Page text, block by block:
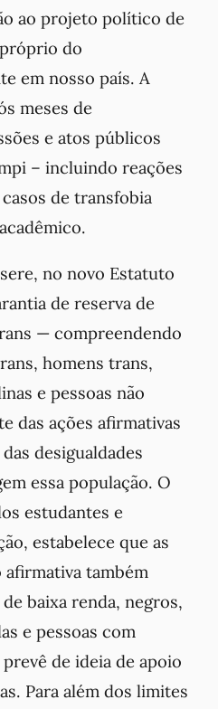
ao projeto político de
do
em nosso país. A
meses de
e atos públicos
– incluindo reações
de transfobia
no novo Estatuto
de reserva de
— compreendendo
homens trans,
e pessoas não
das ações afirmativas
desigualdades
essa população. O
estudantes e
estabelece que as
afirmativa também
baixa renda, negros,
e pessoas com
de ideia de apoio
Para além dos limites